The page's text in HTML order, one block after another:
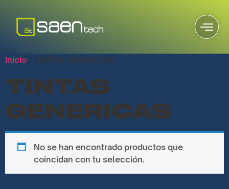
Inicio / TINTAS GENERICAS
TINTAS
GENERICAS
No se han encontrado productos que
coincidan con tu selección.